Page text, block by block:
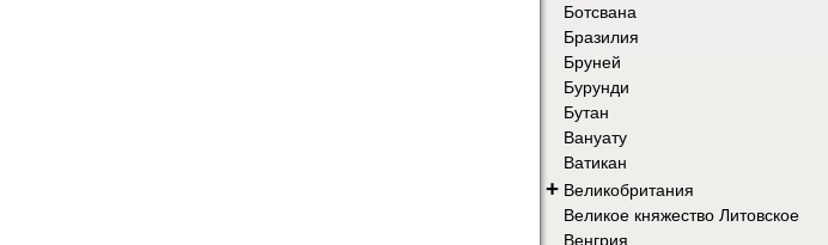
Ботсвана
Бразилия
Бруней
Бурунди
Бутан
Вануату
Ватикан
+ Великобритания
Великое княжество Литовское
Венгрия